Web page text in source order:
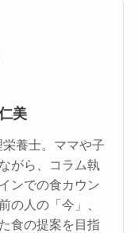
美
養士。ママや子
がら、コラム執
ンでの食カウン
の人の「今」、
食の提案を目指